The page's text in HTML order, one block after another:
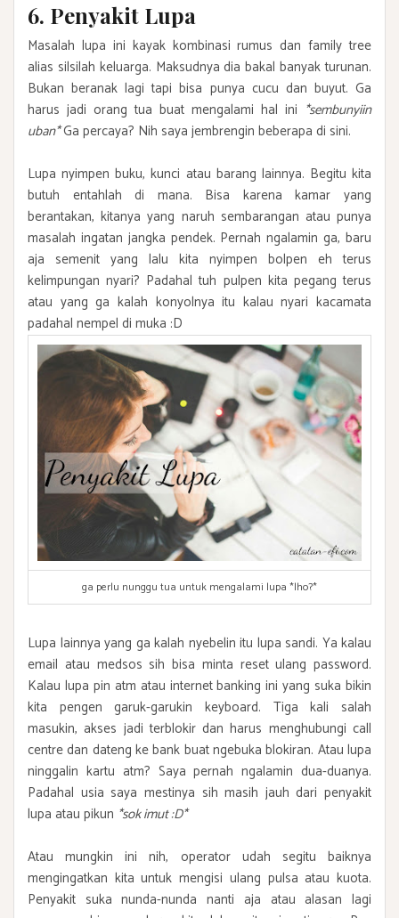
6. Penyakit Lupa
Masalah lupa ini kayak kombinasi rumus dan family tree
alias silsilah keluarga. Maksudnya dia bakal banyak turunan.
Bukan beranak lagi tapi bisa punya cucu dan buyut. Ga
harus jadi orang tua buat mengalami hal ini *sembunyiin
uban*Ga percaya? Nih saya jembrengin beberapa di sini.
Lupa nyimpen buku, kunci atau barang lainnya. Begitu kita
butuh entahlah di mana. Bisa karena kamar yang
berantakan, kitanya yang naruh sembarangan atau punya
masalah ingatan jangka pendek. Pernah ngalamin ga, baru
aja semenit yang lalu kita nyimpen bolpen eh terus
kelimpungan nyari? Padahal tuh pulpen kita pegang terus
atau yang ga kalah konyolnya itu kalau nyari kacamata
padahal nempel di muka :D
ga perlu nunggu tua untuk mengalami lupa *lho?*
Lupa lainnya yang ga kalah nyebelin itu lupa sandi. Ya kalau
email atau medsos sih bisa minta reset ulang password.
Kalau lupa pin atm atau internet banking ini yang suka bikin
kita pengen garuk-garukin keyboard. Tiga kali salah
masukin, akses jadi terblokir dan harus menghubungi call
centre dan dateng ke bank buat ngebuka blokiran. Atau lupa
ninggalin kartu atm? Saya pernah ngalamin dua-duanya.
Padahal usia saya mestinya sih masih jauh dari penyakit
lupa atau pikun *sok imut :D*
Atau mungkin ini nih, operator udah segitu baiknya
mengingatkan kita untuk mengisi ulang pulsa atau kuota.
Penyakit suka nunda-nunda nanti aja atau alasan lagi